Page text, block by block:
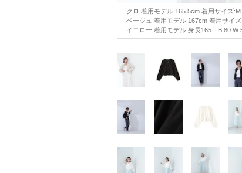
クロ:着用モデル:165.5cm 着用サイズ:M
ベージュ:着用モデル:167cm 着用サイ
イエロー:着用モデル:身長165　B:80